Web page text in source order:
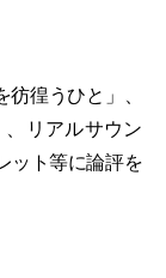
徨うひと」、
リアルサウン
ット等に論評を